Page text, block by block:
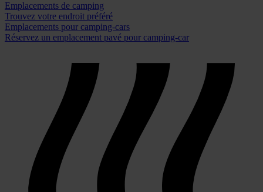
Emplacements de camping
Trouvez votre endroit préféré
Emplacements pour camping-cars
Réservez un emplacement pavé pour camping-car